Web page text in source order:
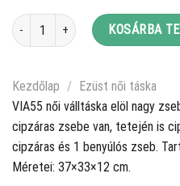
VIA55 nagyméretű női válltáska
KOSÁRBA
Kezdőlap /
Ezüst női táska
VIA55 női válltáska elöl nagy
cipzáras zsebe van, tetején is
cipzáras és 1 benyúlós zseb.
Méretei: 37×33×12 cm.